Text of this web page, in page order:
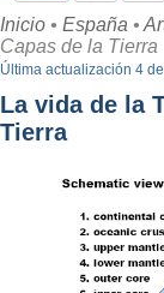
Inicio • España •
Capas de la Tierra
Última actualización 4
La vida de la
Tierra